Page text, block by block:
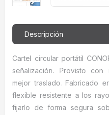
Descripción
Cartel circular portátil
señalización. Provisto
mejor traslado. Fabricado
flexible resistente a los
fijarlo de forma segura